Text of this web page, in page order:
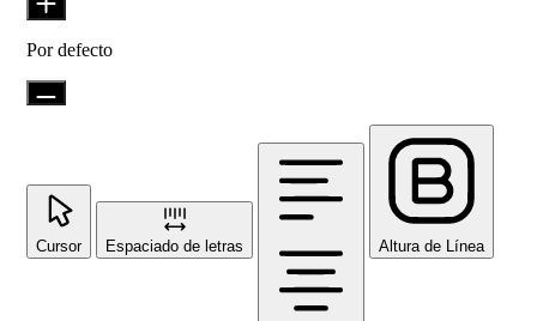
Por defecto
Cursor Espaciado de letras Altura de Línea